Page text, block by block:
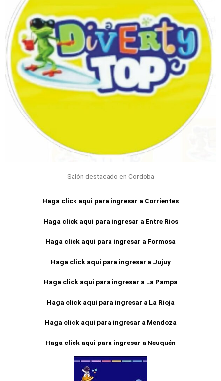
Salón destacado en Cordoba
Haga click aqui para ingresar a Corrientes
Haga click aqui para ingresar a Entre Rios
Haga click aqui para ingresar a Formosa
Haga click aqui para ingresar a Jujuy
Haga click aqui para ingresar a La Pampa
Haga click aqui para ingresar a La Rioja
Haga click aqui para ingresar a Mendoza
Haga click aqui para ingresar a Neuquén